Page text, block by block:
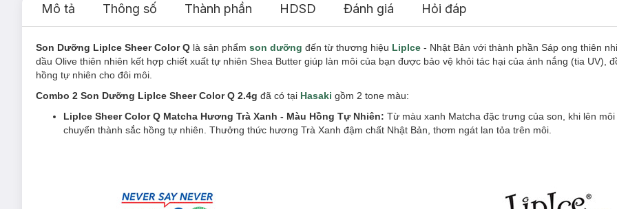
Mô tả Thông số Thành phần HDSD Đánh giá Hỏi đáp
Son Dưỡng LipIce Sheer Color Q là sản phẩm son dưỡng đến từ thương hiệu LipIce - Nhật Bản với thành phần Sáp ong thiên
dầu Olive thiên nhiên kết hợp chiết xuất tự nhiên Shea Butter giúp làn môi của bạn được bảo vệ khỏi tác hại của ánh nắng (tia UV),
hồng tự nhiên cho đôi môi.
Combo 2 Son Dưỡng LipIce Sheer Color Q 2.4g đã có tại Hasaki gồm 2 tone màu:
LipIce Sheer Color Q Matcha Hương Trà Xanh - Màu Hồng Tự Nhiên: Từ màu xanh Matcha đặc trưng của son, khi lên
chuyển thành sắc hồng tự nhiên. Thưởng thức hương Trà Xanh đậm chất Nhật Bản, thơm ngát lan tỏa trên môi.